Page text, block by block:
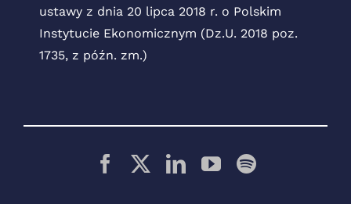
ustawy z dnia 20 lipca 2018 r. o Polskim
Instytucie Ekonomicznym (Dz.U. 2018 poz.
1735, z późn. zm.)